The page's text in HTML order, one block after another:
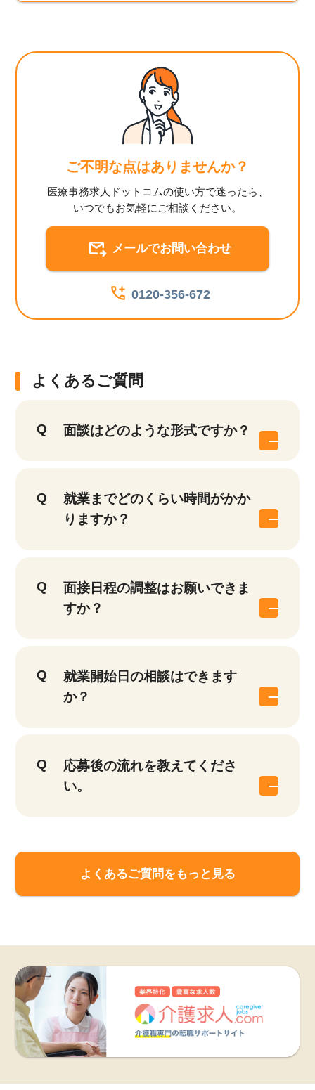
ご不明な点はありませんか？
医療事務求人ドットコムの使い方で迷ったら、
いつでもお気軽にご相談ください。
メールでお問い合わせ
0120-356-672
よくあるご質問
面談はどのような形式ですか？
就業までどのくらい時間がかか
りますか？
面接日程の調整はお願いできま
すか？
就業開始日の相談はできます
か？
応募後の流れを教えてくださ
い。
よくあるご質問をもっと見る